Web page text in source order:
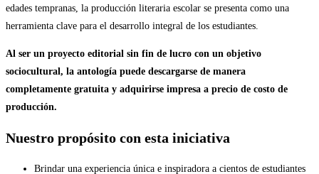
edades tempranas, la producción literaria escolar se presenta como una
herramienta clave para el desarrollo integral de los estudiantes.
Al ser un proyecto editorial sin fin de lucro con un objetivo
sociocultural, la antología puede descargarse de manera
completamente gratuita y adquirirse impresa a precio de costo de
producción.
Nuestro propósito con esta iniciativa
Brindar una experiencia única e inspiradora a cientos de estudiantes